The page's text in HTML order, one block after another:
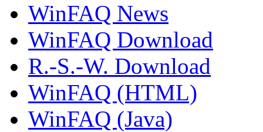
WinFAQ News
WinFAQ Download
R.-S.-W. Download
WinFAQ (HTML)
WinFAQ (Java)